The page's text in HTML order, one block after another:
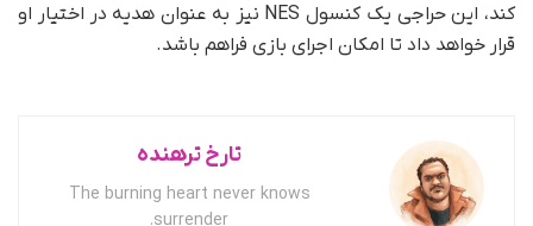
کند، این حراجی یک کنسول NES نیز به عنوان هدیه در اختیار او
قرار خواهد داد تا امکان اجرای بازی فراهم باشد.
تارخ ترهنده
The burning heart never knows
surrender.